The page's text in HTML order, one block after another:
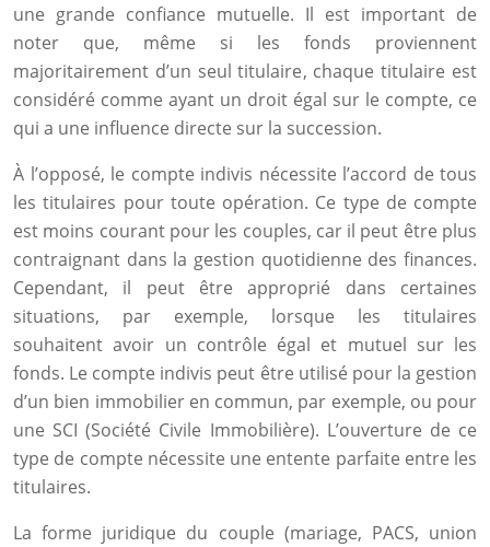
une grande confiance mutuelle. Il est important de
noter que, même si les fonds proviennent
majoritairement d’un seul titulaire, chaque titulaire est
considéré comme ayant un droit égal sur le compte, ce
qui a une influence directe sur la succession.
À l’opposé, le compte indivis nécessite l’accord de tous
les titulaires pour toute opération. Ce type de compte
est moins courant pour les couples, car il peut être plus
contraignant dans la gestion quotidienne des finances.
Cependant, il peut être approprié dans certaines
situations, par exemple, lorsque les titulaires
souhaitent avoir un contrôle égal et mutuel sur les
fonds. Le compte indivis peut être utilisé pour la gestion
d’un bien immobilier en commun, par exemple, ou pour
une SCI (Société Civile Immobilière). L’ouverture de ce
type de compte nécessite une entente parfaite entre les
titulaires.
La forme juridique du couple (mariage, PACS, union